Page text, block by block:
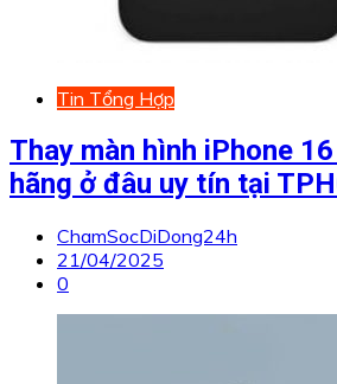
Tin Tổng Hợp
Thay màn hình iPhone
hãng ở đâu uy tín tại
ChamSocDiDong24h
21/04/2025
0